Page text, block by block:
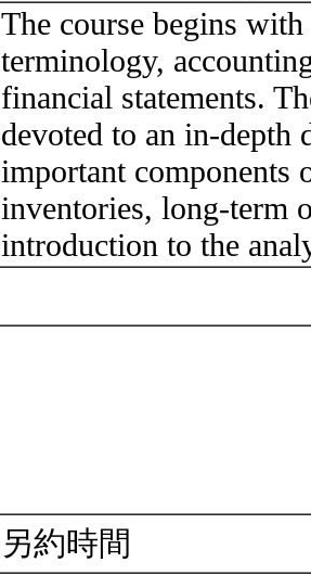
The course begins
terminology,
financial statements.
devoted to an in-depth
important components
inventories, long-term
introduction to the
另約時間